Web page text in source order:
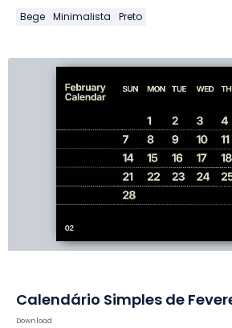
Bege Minimalista Preto
Download